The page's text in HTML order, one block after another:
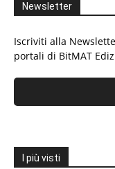
Newsletter
Iscriviti alla
portali di BitMAT
I più visti